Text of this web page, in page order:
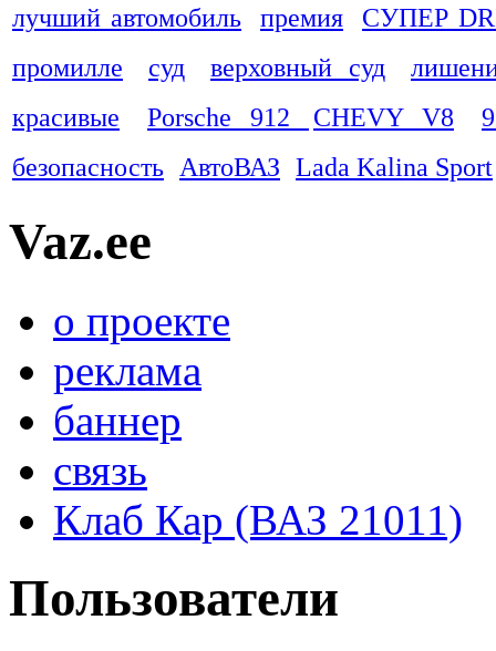
лучший автомобиль
премия
СУПЕР
промилле
суд верховный суд
красивые
Porsche 912 CHEVY V8
безопасность АвтоВАЗ Lada Kalina Sport
Vaz.ee
о проекте
реклама
баннер
связь
Клаб Кар (ВАЗ 21011)
Пользователи